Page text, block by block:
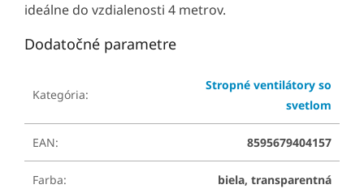
ideálne do vzdialenosti 4 metrov.
Dodatočné parametre
Kategória:
Stropné ventilátory so
svetlom
EAN: 8595679404157
Farba: biela, transparentná